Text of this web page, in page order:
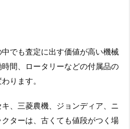
中でも査定に出す価値が高い機械
間、ロータリーなどの付属品の
ります。
、三菱農機、ジョンディア、ニ
ターは、古くても値段がつく場